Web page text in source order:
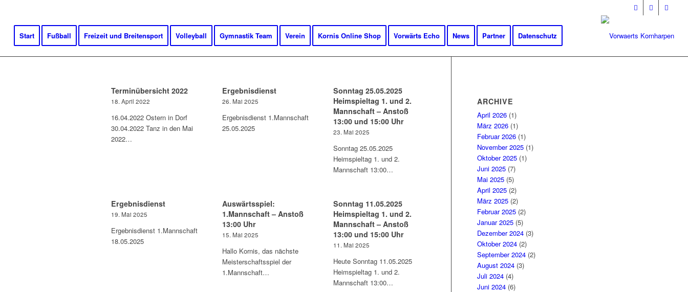
Start Fußball Freizeit und Breitensport Volleyball Gymnastik Team Verein Kornis Online Shop Vorwärts Echo News Partner Datenschutz
Terminübersicht 2022
18. April 2022
16.04.2022 Ostern in Dorf
30.04.2022 Tanz in den Mai
2022…
Ergebnisdienst
26. Mai 2025
Ergebnisdienst 1.Mannschaft
25.05.2025
Sonntag 25.05.2025
Heimspieltag 1. und 2.
Mannschaft – Anstoß
13:00 und 15:00 Uhr
23. Mai 2025
Sonntag 25.05.2025
Heimspieltag 1. und 2.
Mannschaft 13:00…
Ergebnisdienst
19. Mai 2025
Ergebnisdienst 1.Mannschaft
18.05.2025
Auswärtsspiel:
1.Mannschaft – Anstoß
13:00 Uhr
15. Mai 2025
Hallo Kornis, das nächste
Meisterschaftsspiel der
1.Mannschaft…
Sonntag 11.05.2025
Heimspieltag 1. und 2.
Mannschaft – Anstoß
13:00 und 15:00 Uhr
11. Mai 2025
Heute Sonntag 11.05.2025
Heimspieltag 1. und 2.
Mannschaft 13:00…
ARCHIVE
April 2026 (1)
März 2026 (1)
Februar 2026 (1)
November 2025 (1)
Oktober 2025 (1)
Juni 2025 (7)
Mai 2025 (5)
April 2025 (2)
März 2025 (2)
Februar 2025 (2)
Januar 2025 (5)
Dezember 2024 (3)
Oktober 2024 (2)
September 2024 (2)
August 2024 (3)
Juli 2024 (4)
Juni 2024 (6)